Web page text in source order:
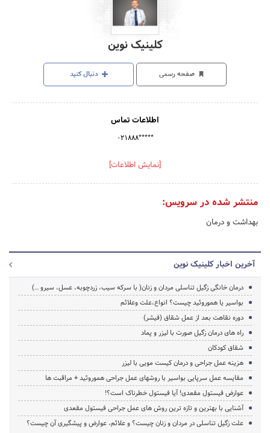
کلینیک نوین
صفحه رسمی دنبال کنید
اطلاعات تماس
۰۲۱۸۸۸*****
[نمایش اطلاعات]
منتشر شده در سرویس:
بهداشت و درمان
آخرین اخبار کلینیک نوین
درمان خانگی زگیل تناسلی مردان و زنان( با سرکه سیب، زردچوبه، عسل، سیرو …)
بواسیر یا هموروئید چیست؟ انواع،علت وعلائم
دوره نقاهت بعد از عمل شقاق (فیشر)
راه های درمان زگیل صورت با لیزر و پماد
شقاق کودکان
هزینه عمل جراحی و درمان کیست مویی با لیزر
مقایسه عمل سرپایی بواسیر با روشهای عمل جراحی هموروئید + مراقبت ها
عوارض فیستول مقعدی! آیا فیستول خطرناک است؟!
آشنایی با بهترین و تازه ترین روش های عمل جراحی فیستول مقعدی
علت زگیل تناسلی در مردان و زنان چیست؟ و علائم، عوارض و پیشگیری آن چیست؟